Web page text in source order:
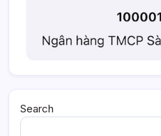
Search